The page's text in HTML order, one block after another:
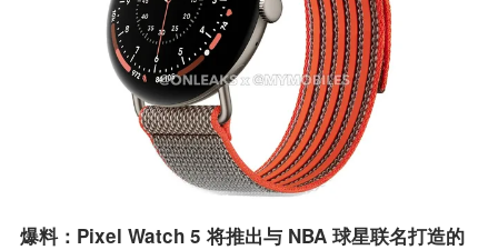
爆料：Pixel Watch 5 将推出与 NBA 球星联名打造的